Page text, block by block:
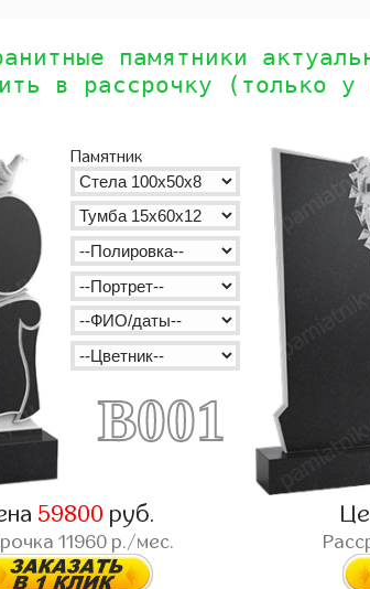
памятники
в рассрочку (только
B001
Памятник
59800 руб.
11960 р./мес.